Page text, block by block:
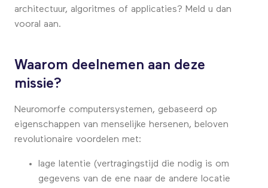
architectuur, algoritmes of applicaties? Meld u dan
vooral aan.
Waarom deelnemen aan deze
missie?
Neuromorfe computersystemen, gebaseerd op
eigenschappen van menselijke hersenen, beloven
revolutionaire voordelen met:
lage latentie (vertragingstijd die nodig is om
gegevens van de ene naar de andere locatie